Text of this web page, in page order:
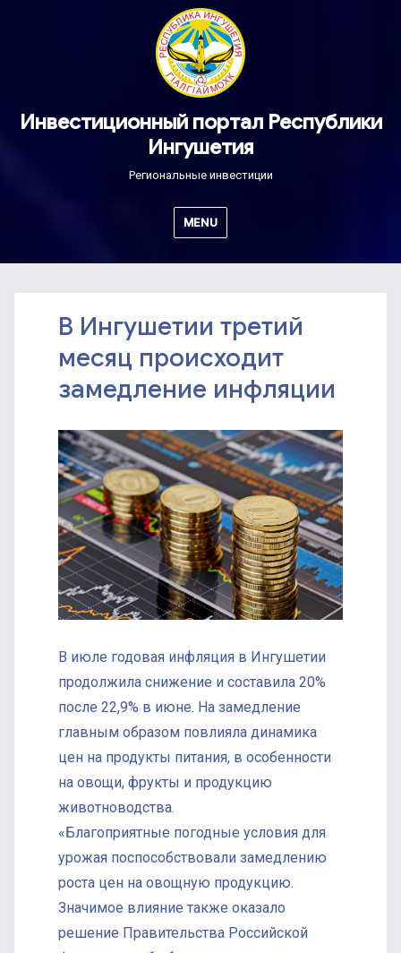
Инвестиционный портал Республики
Ингушетия
Региональные инвестиции
MENU
В Ингушетии третий
месяц происходит
замедление инфляции
В июле годовая инфляция в Ингушетии
продолжила снижение и составила 20%
после 22,9% в июне. На замедление
главным образом повлияла динамика
цен на продукты питания, в особенности
на овощи, фрукты и продукцию
животноводства.
«Благоприятные погодные условия для
урожая поспособствовали замедлению
роста цен на овощную продукцию.
Значимое влияние также оказало
решение Правительства Российской